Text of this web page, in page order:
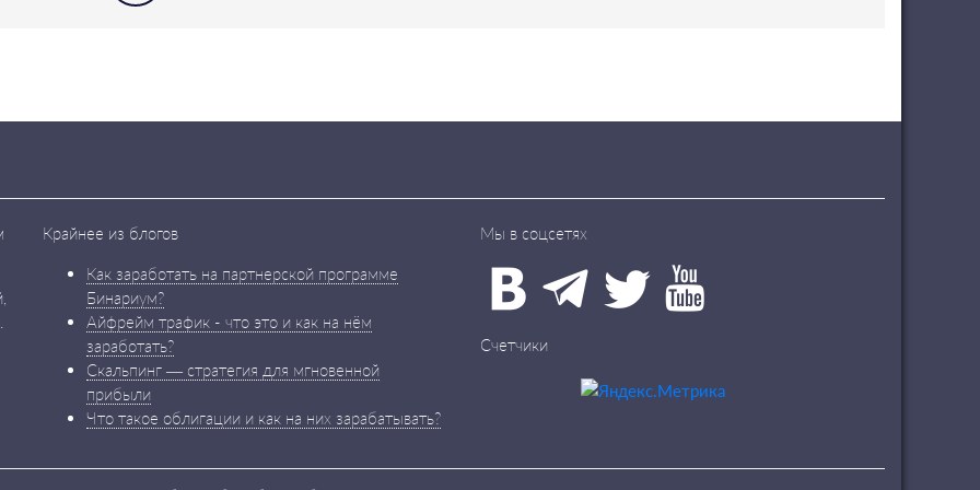
Крайнее из блогов
Как заработать на партнерской программе
Бинариум?
Айфрейм трафик - что это и как на нём
заработать?
Скальпинг — стратегия для мгновенной
прибыли
Что такое облигации и как на них зарабатывать?
Мы в соцсетях
Счетчики